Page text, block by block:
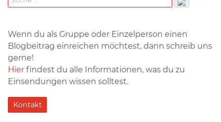
Wenn du als Gruppe oder Einzelperson einen
Blogbeitrag einreichen möchtest, dann schreib uns
gerne!
Hier findest du alle Informationen, was du zu
Einsendungen wissen solltest.
Kontakt